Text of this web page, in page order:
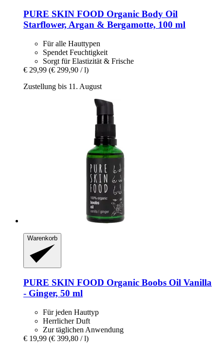
PURE SKIN FOOD Organic Body Oil
Starflower, Argan & Bergamotte, 100 ml
Für alle Hauttypen
Spendet Feuchtigkeit
Sorgt für Elastizität & Frische
€ 29,99 (€ 299,90 / l)
Zustellung bis 11. August
Warenkorb
PURE SKIN FOOD Organic Boobs Oil Vanilla
-​ Ginger, 50 ml
Für jeden Hauttyp
Herrlicher Duft
Zur täglichen Anwendung
€ 19,99 (€ 399,80 / l)